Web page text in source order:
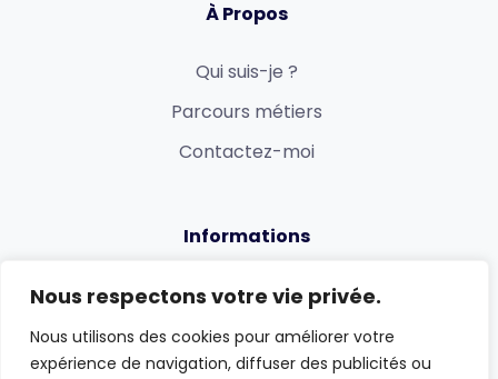
Nous respectons votre vie privée.
Nous utilisons des cookies pour améliorer votre
expérience de navigation, diffuser des publicités ou
À Propos
Qui suis-je ?
Parcours métiers
Contactez-moi
Informations
Politique de confidentialité
Mentions légales et CGV